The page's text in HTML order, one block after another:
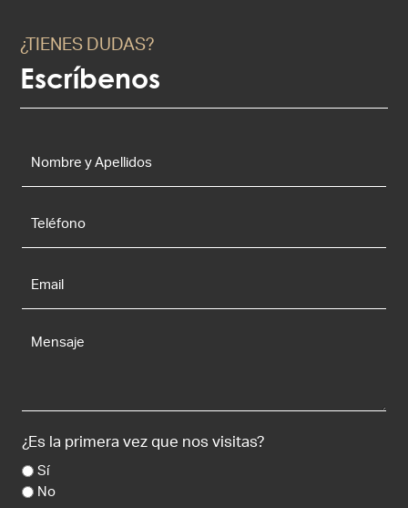
¿TIENES DUDAS?
Escríbenos
¿Es la primera vez que nos visitas?
Sí
No